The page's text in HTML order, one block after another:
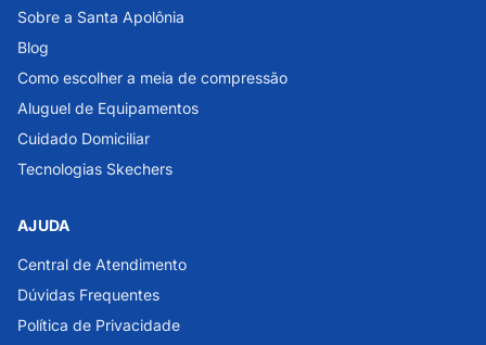
Sobre a Santa Apolônia
Blog
Como escolher a meia de compressão
Aluguel de Equipamentos
Cuidado Domiciliar
Tecnologias Skechers
AJUDA
Central de Atendimento
Dúvidas Frequentes
Política de Privacidade